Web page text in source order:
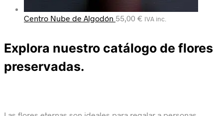
Centro Nube de Algodón 55,00 € IVA inc.
Explora nuestro catálogo de flores
preservadas.